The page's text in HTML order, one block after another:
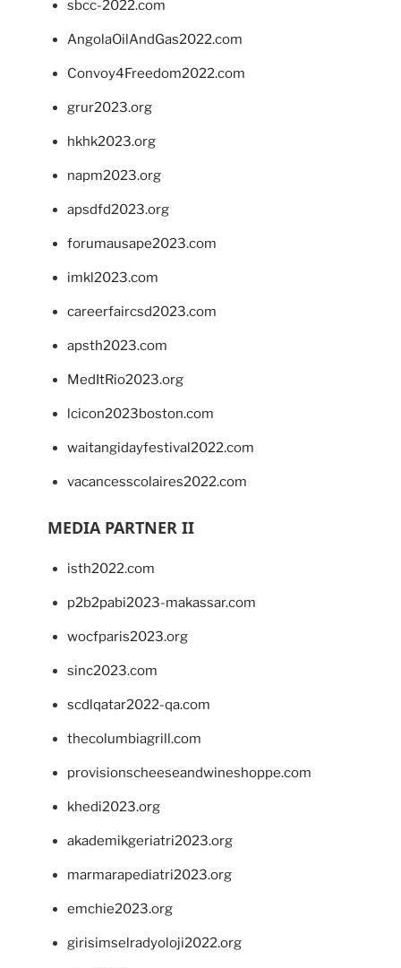
sbcc-2022.com
AngolaOilAndGas2022.com
Convoy4Freedom2022.com
grur2023.org
hkhk2023.org
napm2023.org
apsdfd2023.org
forumausape2023.com
imkl2023.com
careerfaircsd2023.com
apsth2023.com
MedItRio2023.org
lcicon2023boston.com
waitangidayfestival2022.com
vacancesscolaires2022.com
MEDIA PARTNER II
isth2022.com
p2b2pabi2023-makassar.com
wocfparis2023.org
sinc2023.com
scdlqatar2022-qa.com
thecolumbiagrill.com
provisionscheeseandwineshoppe.com
khedi2023.org
akademikgeriatri2023.org
marmarapediatri2023.org
emchie2023.org
girisimselradyoloji2022.org